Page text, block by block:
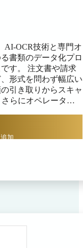
AI-OCR技術と専門オ
書類のデータ化プロ
や請求
形式を問わず幅広い
引き取りからスキャ
らにオペレーター
預けるだけ」で完
ィ環境で運用されて
や業務効率化、デー
ます。
加